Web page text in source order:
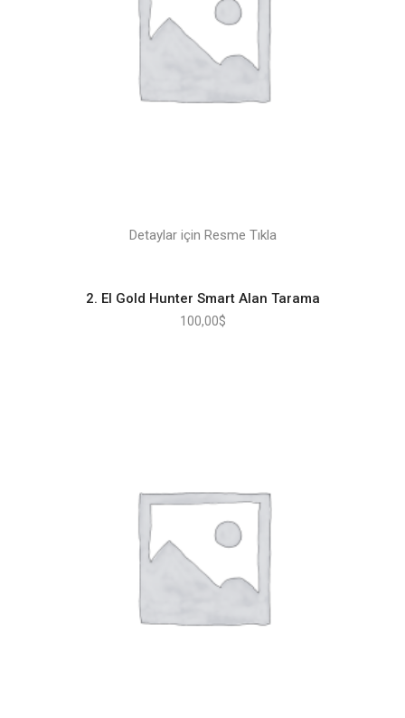
Detaylar için Resme Tıkla
2. El Gold Hunter Smart Alan Tarama
100,00$